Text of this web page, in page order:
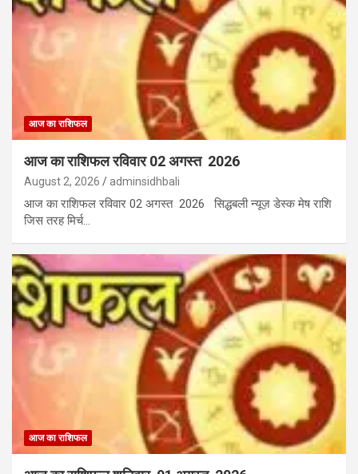
आज का राशिफल
आज का राशिफल रविवार 02 अगस्त 2026
August 2, 2026 adminsidhbali
आज का राशिफल रविवार 02 अगस्त 2026 सिद्धबली न्यूज़ डेस्क मेष राशि
जिस तरह मिर्च…
आज का राशिफल